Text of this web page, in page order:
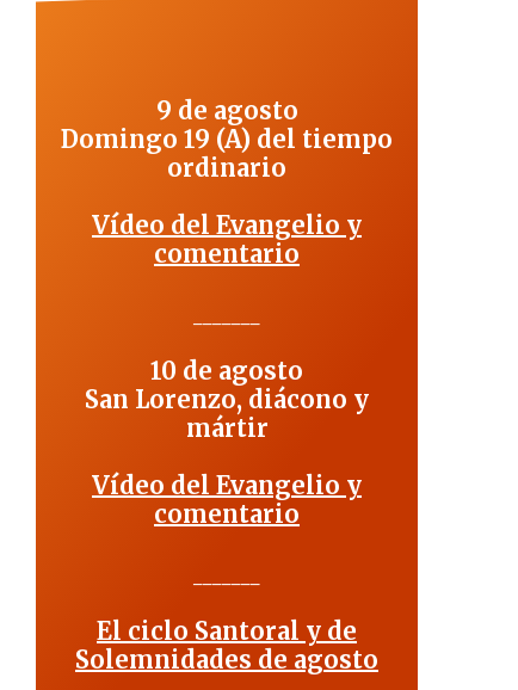
9 de agosto
Domingo 19 (A) del tiempo
ordinario
Vídeo del Evangelio y
comentario
10 de agosto
San Lorenzo, diácono y
mártir
Vídeo del Evangelio y
comentario
El ciclo Santoral y de
Solemnidades de agosto